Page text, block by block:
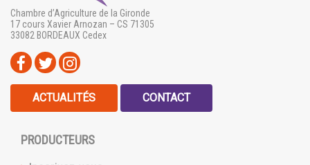
Chambre d’Agriculture de la Gironde
17 cours Xavier Arnozan – CS 71305
33082 BORDEAUX Cedex
ACTUALITÉS CONTACT
PRODUCTEURS